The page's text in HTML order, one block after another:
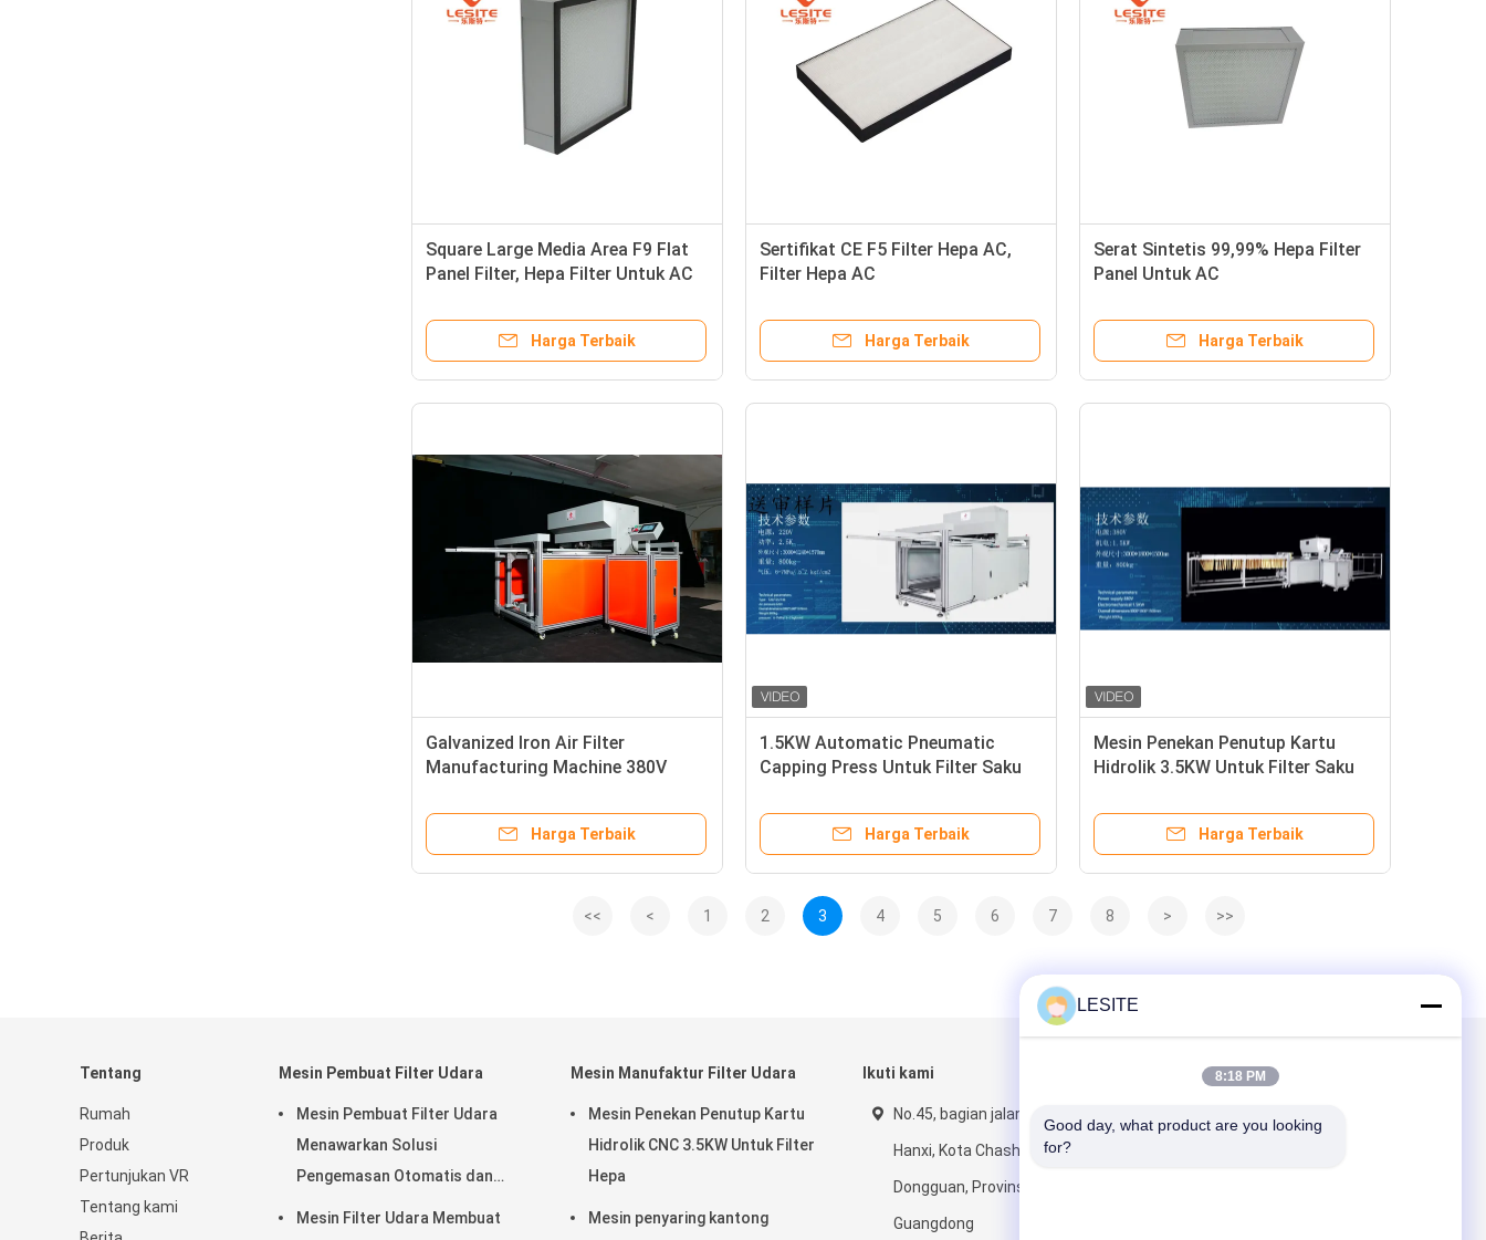
Square Large Media Area F9 Flat
Panel Filter, Hepa Filter Untuk AC
Harga Terbaik
Sertifikat CE F5 Filter Hepa AC,
Filter Hepa AC
Harga Terbaik
Serat Sintetis 99,99% Hepa Filter
Panel Untuk AC
Harga Terbaik
Galvanized Iron Air Filter
Manufacturing Machine 380V
Harga Terbaik
1.5KW Automatic Pneumatic
Capping Press Untuk Filter Saku
Harga Terbaik
Mesin Penekan Penutup Kartu
Hidrolik 3.5KW Untuk Filter Saku
Harga Terbaik
<< < 1 2 3 4 5 6 7 8 > >>
Tentang
Rumah
Produk
Pertunjukan VR
Tentang kami
Mesin Pembuat Filter Udara
Mesin Pembuat Filter Udara
Menawarkan Solusi
Pengemasan Otomatis dan
Mesin Filter Udara Membuat
Mesin Manufaktur Filter Udara
Mesin Penekan Penutup Kartu
Hidrolik CNC 3.5KW Untuk Filter
Hepa
Mesin penyaring kantong
Ikuti kami
No.45, bagian jalan Shuixi,
Hanxi, Kota Chashan, Kota
Dongguan, Provinsi
Guangdong
Kirimkan Kami
LESITE
8:18 PM
Good day, what product are you looking
for?